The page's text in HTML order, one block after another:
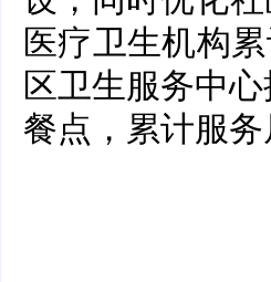
医疗卫生机构
区卫生服务中
餐点，累计服